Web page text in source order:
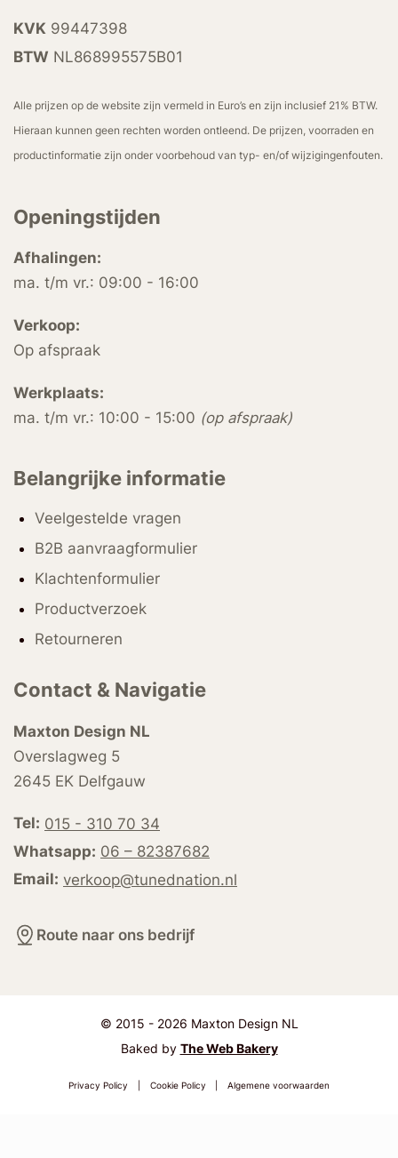
KVK 99447398
BTW NL868995575B01
Alle prijzen op de website zijn vermeld in Euro’s en zijn inclusief 21% BTW.
Hieraan kunnen geen rechten worden ontleend. De prijzen, voorraden en
productinformatie zijn onder voorbehoud van typ- en/of wijzigingenfouten.
Openingstijden
Afhalingen:
ma. t/m vr.: 09:00 - 16:00
Verkoop:
Op afspraak
Werkplaats:
ma. t/m vr.: 10:00 - 15:00 (op afspraak)
Belangrijke informatie
Veelgestelde vragen
B2B aanvraagformulier
Klachtenformulier
Productverzoek
Retourneren
Contact & Navigatie
Maxton Design NL
Overslagweg 5
2645 EK Delfgauw
Tel: 015 - 310 70 34
Whatsapp: 06 – 82387682
Email: verkoop@tunednation.nl
Route naar ons bedrijf
© 2015 - 2026 Maxton Design NL
Baked by The Web Bakery
Privacy Policy Cookie Policy Algemene voorwaarden